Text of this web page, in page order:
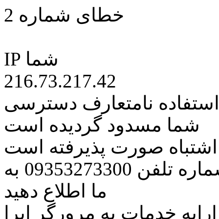
خطای شماره 2
IP شما
216.73.217.42
نامتعارف دسترسی
شما مسدود گردیده است
اشتباه صورت پذیرفته است
مراتب این مسئله را از طریق شماره تلفن 09353273300 به
ما اطلاع دهید
خدمات به مرورگر اپرا